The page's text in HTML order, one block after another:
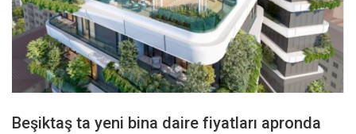
İletişim
Türkçe
Beşiktaş ta yeni bina daire fiyatları apronda